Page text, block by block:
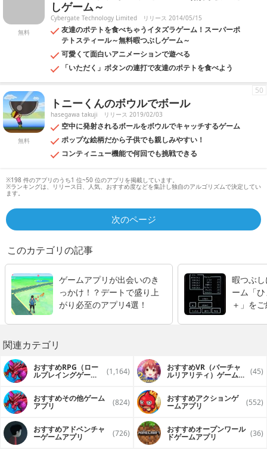
無料
しゲーム～
Cybergate Technology Limited リリース 2014/05/15
友達のポテトを食べちゃうイタズラゲーム！スーパーポ
テトスティール～無料暇つぶしゲーム～
可愛くて面白いアニメーションで遊べる
「いただく」ボタンの連打で友達のポテトを食べよう
無料
トニーくんのボウルでボール
hasegawa takuji リリース 2019/02/03
空中に発射されるボールをボウルでキャッチするゲーム
ポップな絵柄だから子供でも親しみやすい！
コンティニュー機能で何回でも挑戦できる
50
※198 件のアプリのうち1 位~50 位のアプリを掲載しています。
※ランキングは、リリース日、人気、おすすめ度などを集計し独自のアルゴリズムで決定してい
ます。
次のページ
このカテゴリの記事
ゲームアプリが出会いのき
っかけ！？デートで盛り上
がり必至のアプリ4選！
暇つぶ
ーム「
＋」を
関連カテゴリ
おすすめRPG（ロー
ルプレイングゲー (1,164) おすすめVR（バーチャ
ルリアリティ）ゲームア (45)
おすすめその他ゲーム
アプリ (824) おすすめアクションゲ
ームアプリ (552)
おすすめアドベンチャ
ーゲームアプリ (726) おすすめオープンワール
ドゲームアプリ (36)